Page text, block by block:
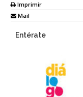
Imprimir
Mail
Entérate